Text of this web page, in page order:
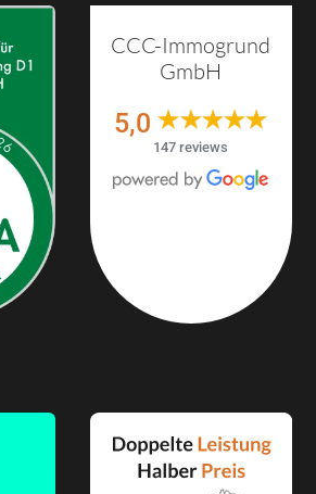
CCC-Immogrund
GmbH
5,0
147 reviews